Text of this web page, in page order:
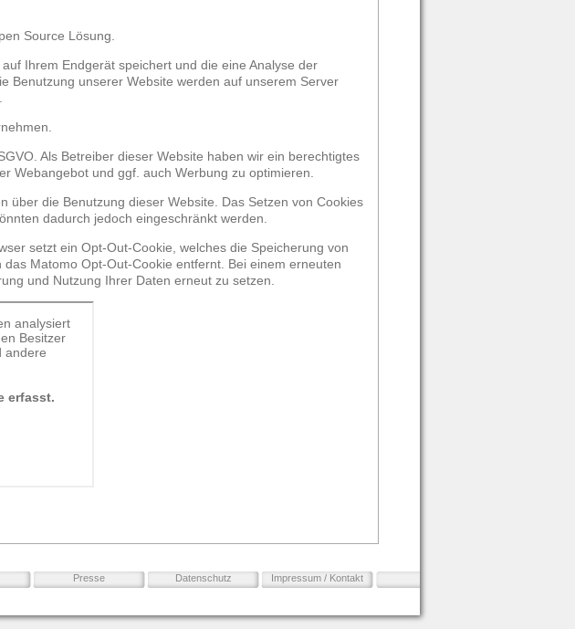
Source Lösung.
Ihrem Endgerät speichert und die eine Analyse der
Benutzung unserer Website werden auf unserem Server
Als Betreiber dieser Website haben wir ein berechtigtes
Webangebot und ggf. auch Werbung zu optimieren.
über die Benutzung dieser Website. Das Setzen von Cookies
dadurch jedoch eingeschränkt werden.
setzt ein Opt-Out-Cookie, welches die Speicherung von
Matomo Opt-Out-Cookie entfernt. Bei einem erneuten
und Nutzung Ihrer Daten erneut zu setzen.
Impressum / Kontakt
Datenschutz
Presse